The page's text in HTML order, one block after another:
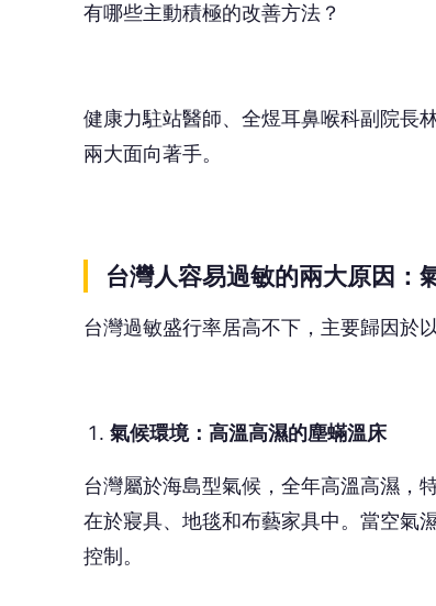
有哪些主動積極的改善方法？
健康力駐站醫師、全煜耳鼻喉科副院長
兩大面向著手。
台灣人容易過敏的兩大原因：
台灣過敏盛行率居高不下，主要歸因於
氣候環境：高溫高濕的塵蟎溫床
台灣屬於海島型氣候，全年高溫高濕，
在於寢具、地毯和布藝家具中。當空氣
控制。